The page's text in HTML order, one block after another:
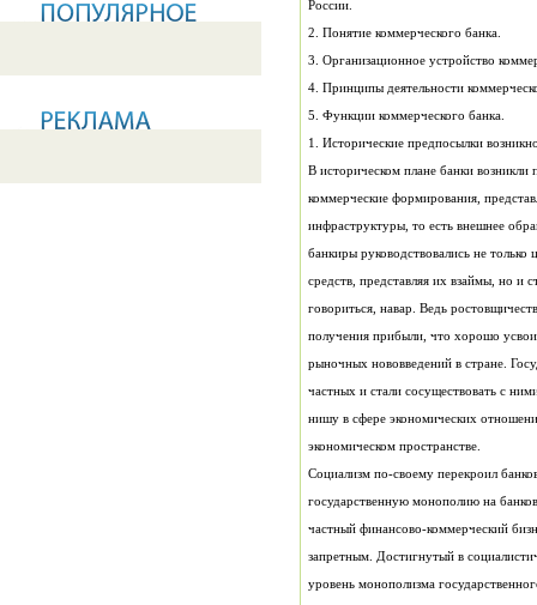
России.
2. Понятие коммерческого банка.
3. Организационное устройство
4. Принципы деятельности
5. Функции коммерческого банка.
1. Исторические предпосылки
экономическом пространстве.